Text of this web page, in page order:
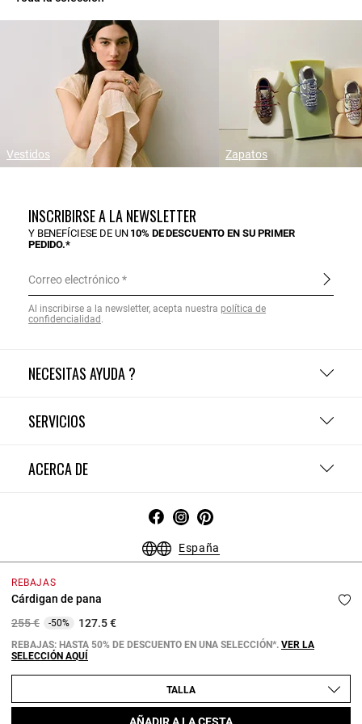
REBAJAS
Cárdigan de pana
Price reduced from
255 €to-50% 127.5 €
REBAJAS: HASTA 50% DE DESCUENTO EN UNA SELECCIÓN*. VER LA
SELECCIÓN AQUÍ
TALLA
AÑADIR A LA CESTA
Vestidos Zapatos
NECESITAS AYUDA ?
SERVICIOS
ACERCA DE
INSCRIBIRSE A LA NEWSLETTER
Y BENEFÍCIESE DE UN 10% DE DESCUENTO EN SU PRIMER
PEDIDO.*
Correo electrónico
Al inscribirse a la newsletter, acepta nuestra política de
confidencialidad .
España
Condiciones Generales - Guía de compras
Copyright © 2026 Claudie Pierlot. Todos los derechos reservados.